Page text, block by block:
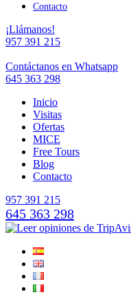
Contacto
¡Llámanos!
957 391 215
Contáctanos en Whatsapp
645 363 298
Inicio
Visitas
Ofertas
MICE
Free Tours
Blog
Contacto
957 391 215
645 363 298